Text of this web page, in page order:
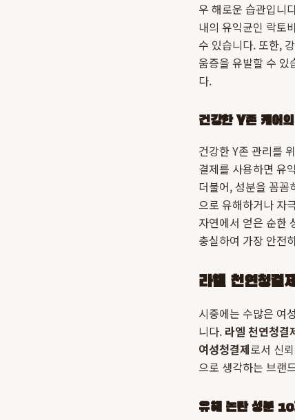
우 해로운 습관입니
내의 유익균인 락토
수 있습니다. 또한,
움증을 유발할 수 있
다.
건강한 Y존 케어
건강한 Y존 관리를
결제를 사용하면 유
더불어, 성분을 꼼꼼
으로 유해하거나 자
자연에서 얻은 순한
충실하여 가장 안전
라엘 천연청결
시중에는 수많은 여
니다. 라엘 천연청결
여성청결제로서 신
으로 생각하는 브랜
유해 논란 성분 10